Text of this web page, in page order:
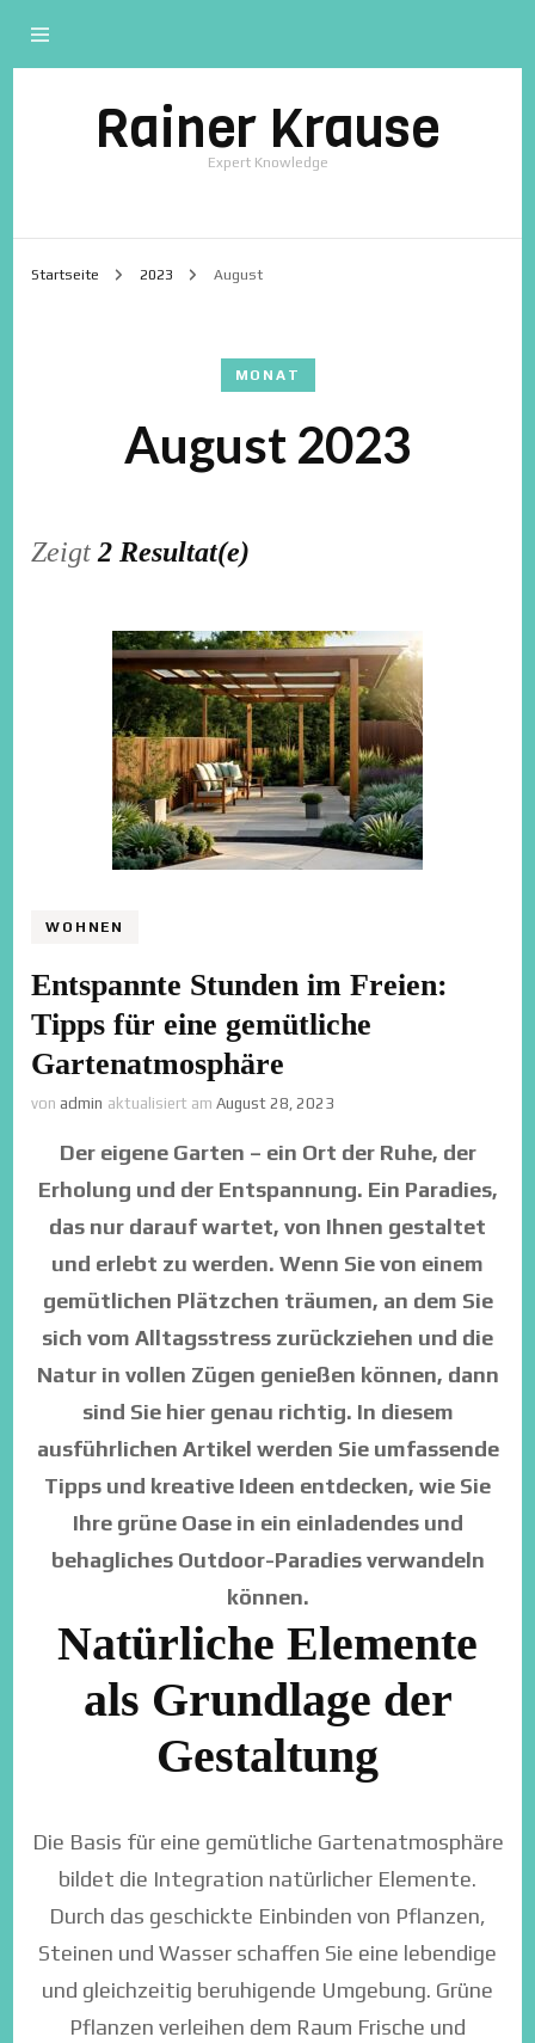
Rainer Krause
Expert Knowledge
Startseite 2023 August
MONAT
August 2023
Zeigt2 Resultat(e)
WOHNEN
Entspannte Stunden im Freien:
Tipps für eine gemütliche
Gartenatmosphäre
von admin aktualisiert amAugust 28, 2023
Der eigene Garten – ein Ort der Ruhe, der
Erholung und der Entspannung. Ein Paradies,
das nur darauf wartet, von Ihnen gestaltet
und erlebt zu werden. Wenn Sie von einem
gemütlichen Plätzchen träumen, an dem Sie
sich vom Alltagsstress zurückziehen und die
Natur in vollen Zügen genießen können, dann
sind Sie hier genau richtig. In diesem
ausführlichen Artikel werden Sie umfassende
Tipps und kreative Ideen entdecken, wie Sie
Ihre grüne Oase in ein einladendes und
behagliches Outdoor-Paradies verwandeln
können.
Natürliche Elemente
als Grundlage der
Gestaltung
Die Basis für eine gemütliche Gartenatmosphäre
bildet die Integration natürlicher Elemente.
Durch das geschickte Einbinden von Pflanzen,
Steinen und Wasser schaffen Sie eine lebendige
und gleichzeitig beruhigende Umgebung. Grüne
Pflanzen verleihen dem Raum Frische und